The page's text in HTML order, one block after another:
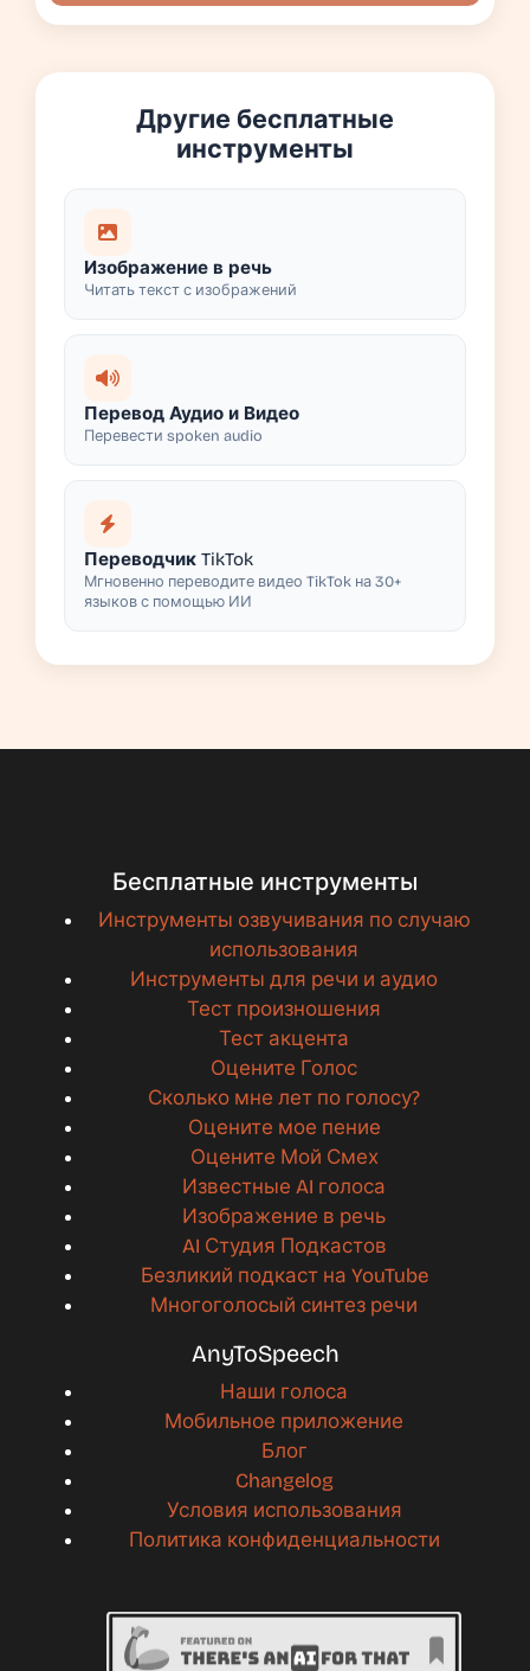
Другие бесплатные
инструменты
Изображение в речь
Читать текст с изображений
Перевод Аудио и Видео
Перевести spoken audio
Переводчик TikTok
Мгновенно переводите видео TikTok на 30+
языков с помощью ИИ
Бесплатные инструменты
Инструменты озвучивания по случаю
использования
Инструменты для речи и аудио
Тест произношения
Тест акцента
Оцените Голос
Сколько мне лет по голосу?
Оцените мое пение
Оцените Мой Смех
Известные AI голоса
Изображение в речь
AI Студия Подкастов
Безликий подкаст на YouTube
Многоголосый синтез речи
AnyToSpeech
Наши голоса
Мобильное приложение
Блог
Changelog
Условия использования
Политика конфиденциальности